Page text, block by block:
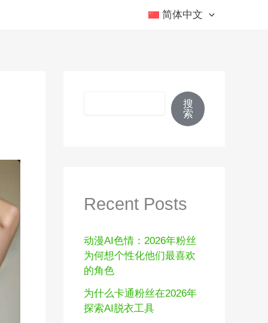
简体中文
搜
索
Recent Posts
动漫AI色情：2026年粉丝
为何想个性化他们最喜欢
的角色
为什么卡通粉丝在2026年
探索AI脱衣工具